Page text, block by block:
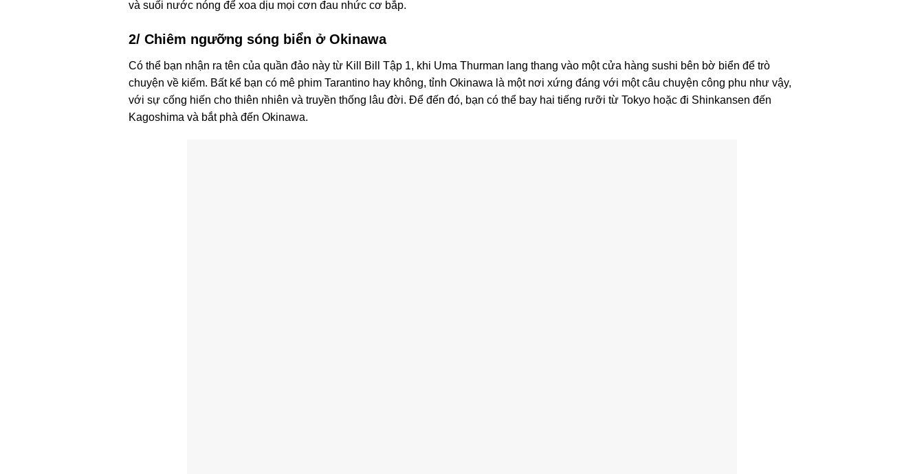
và suối nước nóng để xoa dịu mọi cơn đau nhức cơ bắp.
2/ Chiêm ngưỡng sóng biển ở Okinawa
Có thể bạn nhận ra tên của quần đảo này từ Kill Bill Tập 1, khi Uma Thurman lang thang vào một cửa hàng sushi bên bờ biển để trò
chuyện về kiếm. Bất kể bạn có mê phim Tarantino hay không, tỉnh Okinawa là một nơi xứng đáng với một câu chuyện công phu như vậy,
với sự cống hiến cho thiên nhiên và truyền thống lâu đời. Để đến đó, bạn có thể bay hai tiếng rưỡi từ Tokyo hoặc đi Shinkansen đến
Kagoshima và bắt phà đến Okinawa.